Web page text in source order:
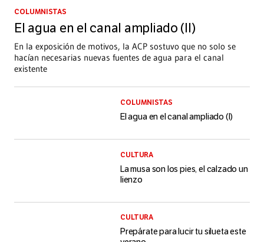
COLUMNISTAS
El agua en el canal ampliado (II)
En la exposición de motivos, la ACP sostuvo que no solo se
hacían necesarias nuevas fuentes de agua para el canal
existente
COLUMNISTAS
El agua en el canal ampliado (I)
CULTURA
La musa son los pies, el calzado un
lienzo
CULTURA
Prepárate para lucir tu silueta este